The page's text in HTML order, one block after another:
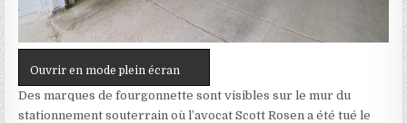
Ouvrir en mode plein écran
Des marques de fourgonnette sont visibles sur le mur du
stationnement souterrain où l’avocat Scott Rosen a été tué le